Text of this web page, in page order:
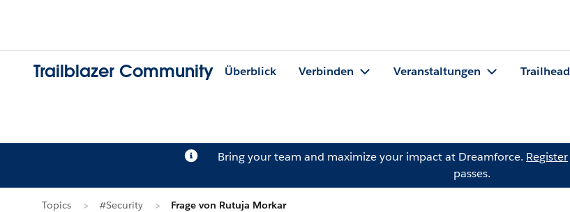
Trailblazer Community Überblick Verbinden Veranstaltungen Trailhead
Bring your team and maximize your impact at Dreamforce. Register
passes.
Topics #Security Frage von Rutuja Morkar